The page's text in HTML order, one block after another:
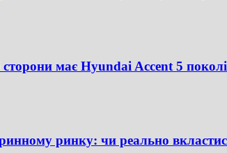
сторони має Hyundai Accent 5
ринку: чи реально